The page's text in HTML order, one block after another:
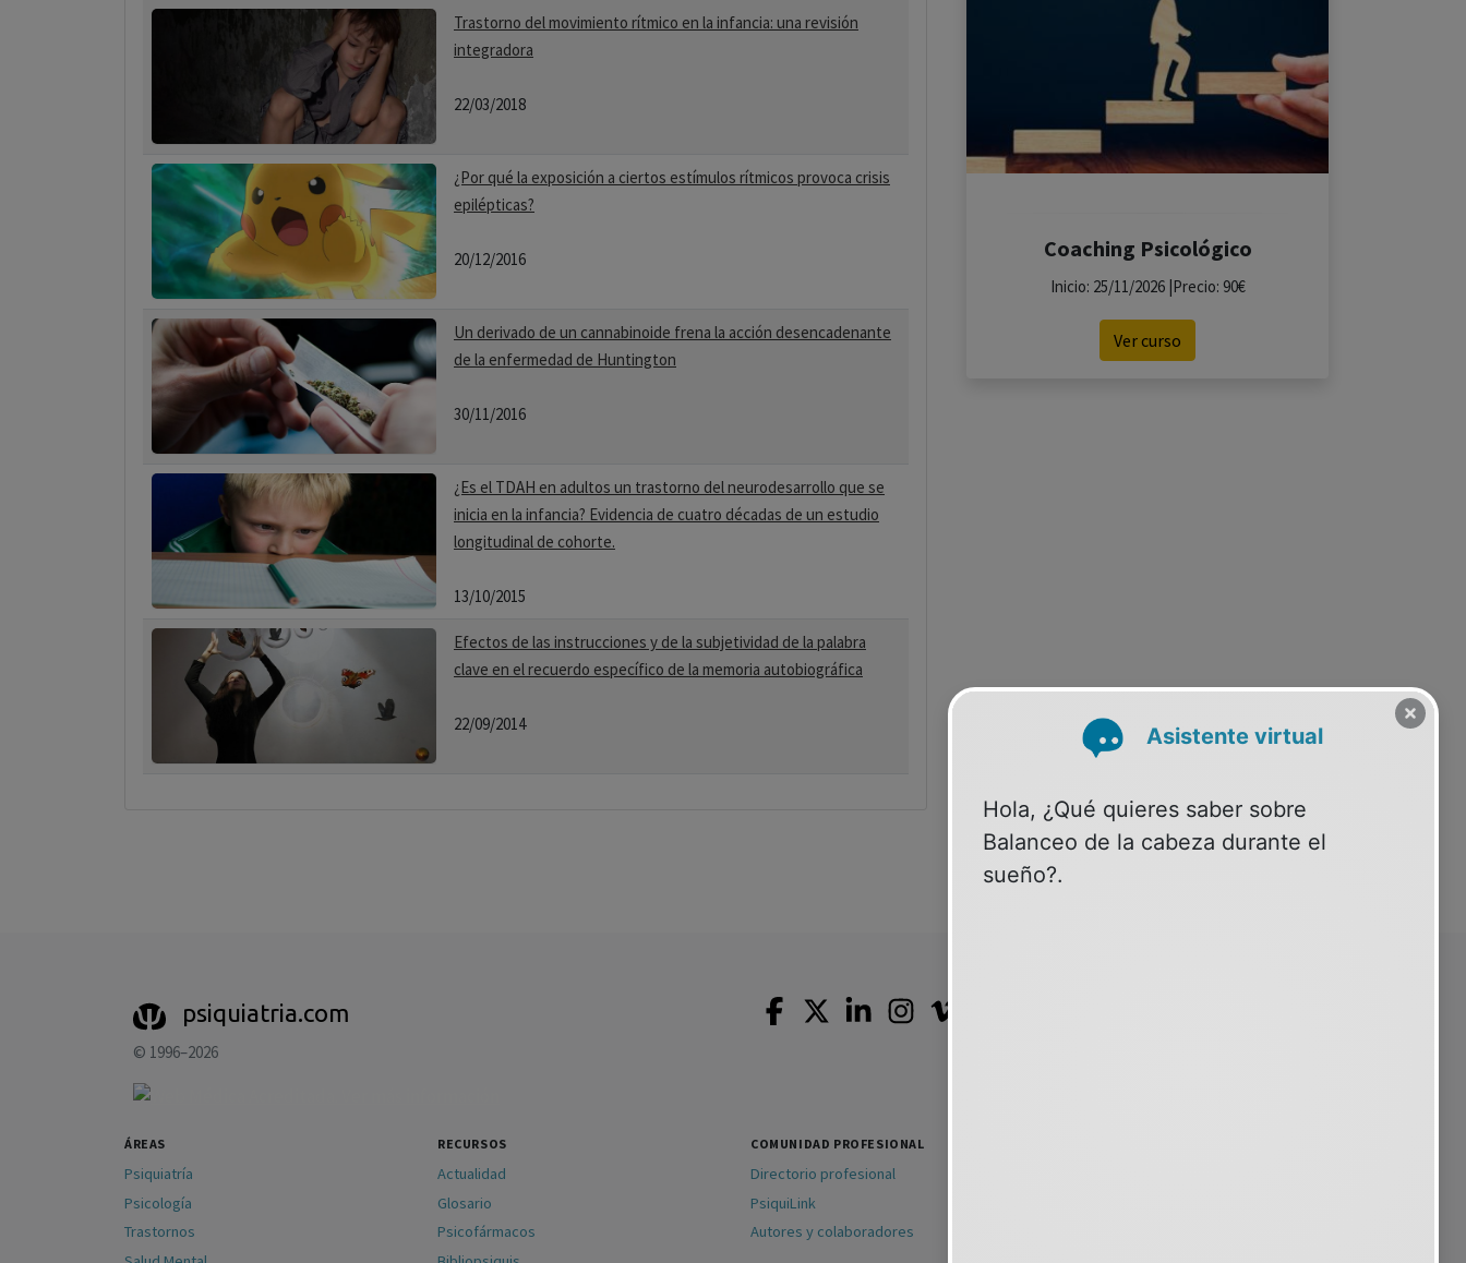
Trastorno del movimiento rítmico en la infancia: una revisión
integradora
22/03/2018
¿Por qué la exposición a ciertos estímulos rítmicos provoca crisis
epilépticas?
20/12/2016
Un derivado de un cannabinoide frena la acción desencadenante
de la enfermedad de Huntington
30/11/2016
¿Es el TDAH en adultos un trastorno del neurodesarrollo que se
inicia en la infancia? Evidencia de cuatro décadas de un estudio
longitudinal de cohorte.
13/10/2015
Efectos de las instrucciones y de la subjetividad de la palabra
clave en el recuerdo específico de la memoria autobiográfica
22/09/2014
Coaching Psicológico
Inicio: 25/11/2026 |Precio: 90€
Ver curso
psiquiatria.com
© 1996–2026
ÁREAS
Psiquiatría
Psicología
Trastornos
RECURSOS
Actualidad
Glosario
Psicofármacos
COMUNIDAD PROFESIONAL
Directorio profesional
PsiquiLink
Autores y colaboradores